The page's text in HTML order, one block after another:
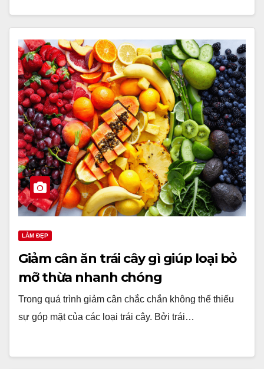
LÀM ĐẸP
Giảm cân ăn trái cây gì giúp loại bỏ
mỡ thừa nhanh chóng
Trong quá trình giảm cân chắc chắn không thể thiếu
sự góp mặt của các loại trái cây. Bởi trái…